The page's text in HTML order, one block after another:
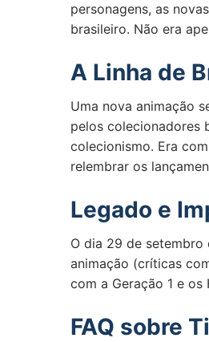
personagens, as
brasileiro. Não era
A Linha de
Uma nova animação
pelos colecionadores
colecionismo. Era
relembrar os
Legado e
O dia 29 de
animação (críticas
com a Geração 1 e
FAQ sobre